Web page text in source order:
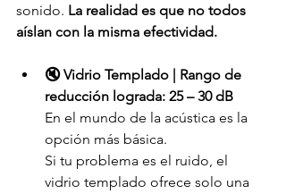
sonido. La realidad es que no todos
aíslan con la misma efectividad.
🔇 Vidrio Templado | Rango de
reducción lograda: 25 – 30 dB
En el mundo de la acústica es la
opción más básica.
Si tu problema es el ruido, el
vidrio templado ofrece solo una